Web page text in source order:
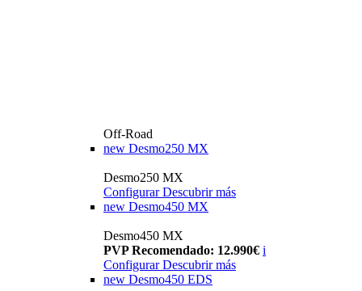
Off-Road
new Desmo250 MX
Desmo250 MX
Configurar Descubrir más
new Desmo450 MX
Desmo450 MX
PVP Recomendado: 12.990€ i
Configurar Descubrir más
new Desmo450 EDS